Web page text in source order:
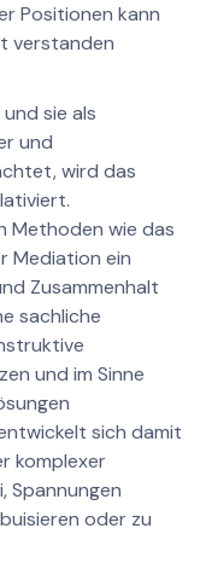
Positionen kann
verstanden
sie als
und
wird das
Methoden wie das
Mediation ein
Zusammenhalt
sachliche
und im Sinne
sich damit
komplexer
Spannungen
oder zu